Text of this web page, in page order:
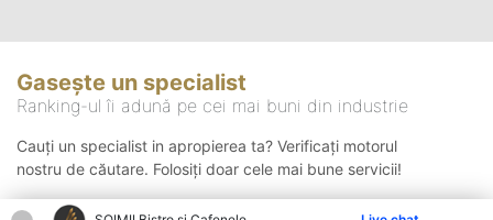
Gasește un specialist
Ranking-ul îi adună pe cei mai buni din industrie
Cauți un specialist in apropierea ta? Verificați motorul
nostru de căutare. Folosiți doar cele mai bune servicii!